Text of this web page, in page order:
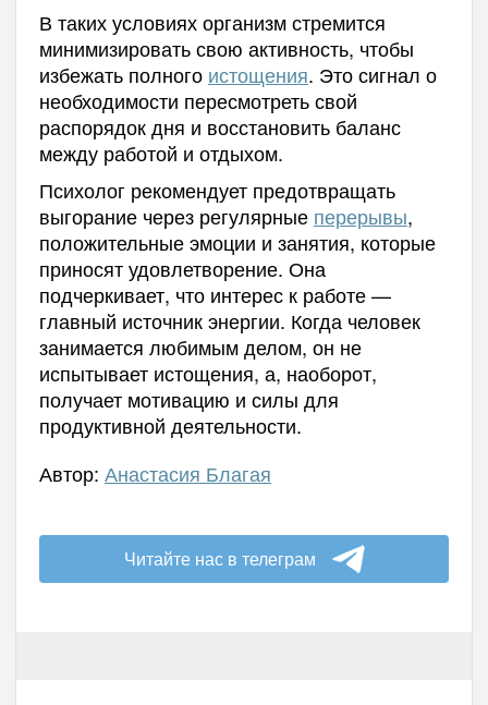
В таких условиях организм стремится
минимизировать свою активность, чтобы
избежать полного истощения. Это сигнал о
необходимости пересмотреть свой
распорядок дня и восстановить баланс
между работой и отдыхом.
Психолог рекомендует предотвращать
выгорание через регулярные перерывы,
положительные эмоции и занятия, которые
приносят удовлетворение. Она
подчеркивает, что интерес к работе —
главный источник энергии. Когда человек
занимается любимым делом, он не
испытывает истощения, а, наоборот,
получает мотивацию и силы для
продуктивной деятельности.
Автор: Анастасия Благая
Читайте нас в телеграм